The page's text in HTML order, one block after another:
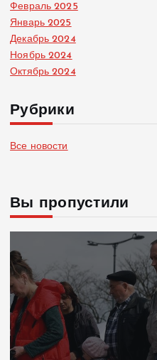
Февраль 2025
Январь 2025
Декабрь 2024
Ноябрь 2024
Октябрь 2024
Рубрики
Все новости
Вы пропустили